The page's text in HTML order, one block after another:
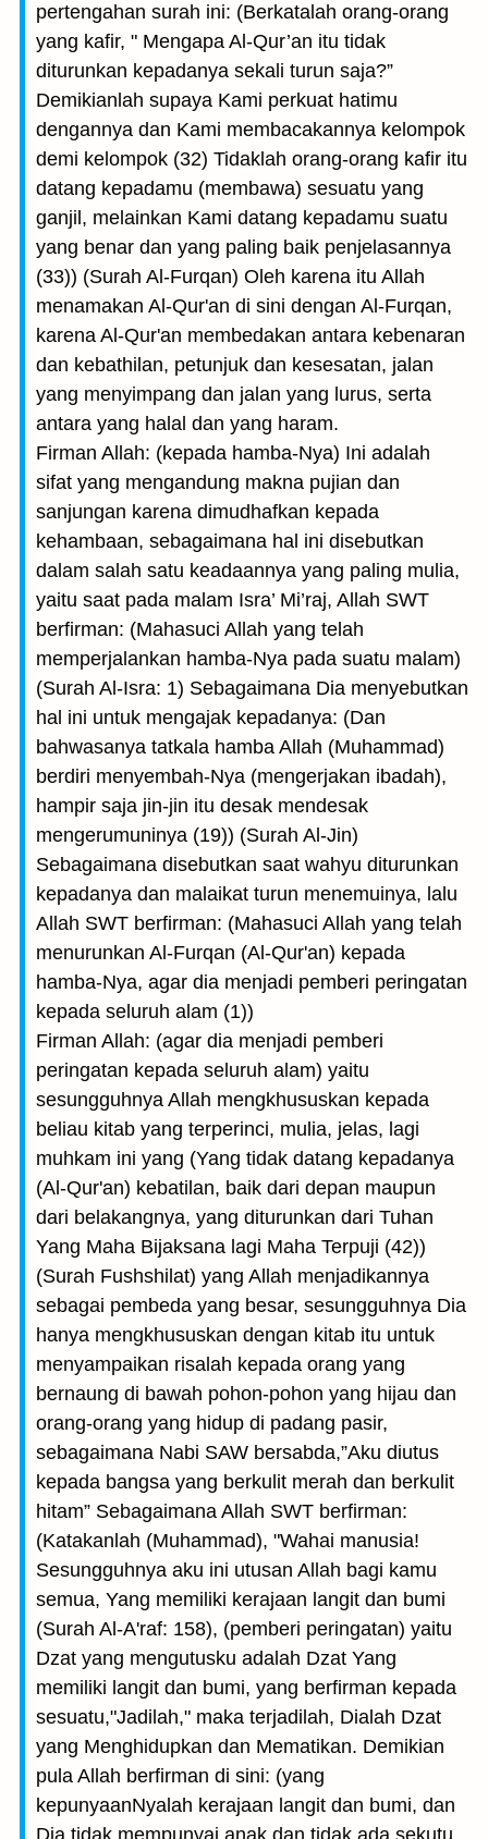
pertengahan surah ini: (Berkatalah orang-orang
yang kafir, " Mengapa Al-Qur’an itu tidak
diturunkan kepadanya sekali turun saja?”
Demikianlah supaya Kami perkuat hatimu
dengannya dan Kami membacakannya kelompok
demi kelompok (32) Tidaklah orang-orang kafir itu
datang kepadamu (membawa) sesuatu yang
ganjil, melainkan Kami datang kepadamu suatu
yang benar dan yang paling baik penjelasannya
(33)) (Surah Al-Furqan) Oleh karena itu Allah
menamakan Al-Qur'an di sini dengan Al-Furqan,
karena Al-Qur'an membedakan antara kebenaran
dan kebathilan, petunjuk dan kesesatan, jalan
yang menyimpang dan jalan yang lurus, serta
antara yang halal dan yang haram.
Firman Allah: (kepada hamba-Nya) Ini adalah
sifat yang mengandung makna pujian dan
sanjungan karena dimudhafkan kepada
kehambaan, sebagaimana hal ini disebutkan
dalam salah satu keadaannya yang paling mulia,
yaitu saat pada malam Isra’ Mi’raj, Allah SWT
berfirman: (Mahasuci Allah yang telah
memperjalankan hamba-Nya pada suatu malam)
(Surah Al-Isra: 1) Sebagaimana Dia menyebutkan
hal ini untuk mengajak kepadanya: (Dan
bahwasanya tatkala hamba Allah (Muhammad)
berdiri menyembah-Nya (mengerjakan ibadah),
hampir saja jin-jin itu desak mendesak
mengerumuninya (19)) (Surah Al-Jin)
Sebagaimana disebutkan saat wahyu diturunkan
kepadanya dan malaikat turun menemuinya, lalu
Allah SWT berfirman: (Mahasuci Allah yang telah
menurunkan Al-Furqan (Al-Qur'an) kepada
hamba-Nya, agar dia menjadi pemberi peringatan
kepada seluruh alam (1))
Firman Allah: (agar dia menjadi pemberi
peringatan kepada seluruh alam) yaitu
sesungguhnya Allah mengkhususkan kepada
beliau kitab yang terperinci, mulia, jelas, lagi
muhkam ini yang (Yang tidak datang kepadanya
(Al-Qur'an) kebatilan, baik dari depan maupun
dari belakangnya, yang diturunkan dari Tuhan
Yang Maha Bijaksana lagi Maha Terpuji (42))
(Surah Fushshilat) yang Allah menjadikannya
sebagai pembeda yang besar, sesungguhnya Dia
hanya mengkhususkan dengan kitab itu untuk
menyampaikan risalah kepada orang yang
bernaung di bawah pohon-pohon yang hijau dan
orang-orang yang hidup di padang pasir,
sebagaimana Nabi SAW bersabda,”Aku diutus
kepada bangsa yang berkulit merah dan berkulit
hitam” Sebagaimana Allah SWT berfirman:
(Katakanlah (Muhammad), "Wahai manusia!
Sesungguhnya aku ini utusan Allah bagi kamu
semua, Yang memiliki kerajaan langit dan bumi
(Surah Al-A'raf: 158), (pemberi peringatan) yaitu
Dzat yang mengutusku adalah Dzat Yang
memiliki langit dan bumi, yang berfirman kepada
sesuatu,"Jadilah," maka terjadilah, Dialah Dzat
yang Menghidupkan dan Mematikan. Demikian
pula Allah berfirman di sini: (yang
kepunyaanNyalah kerajaan langit dan bumi, dan
Dia tidak mempunyai anak dan tidak ada sekutu